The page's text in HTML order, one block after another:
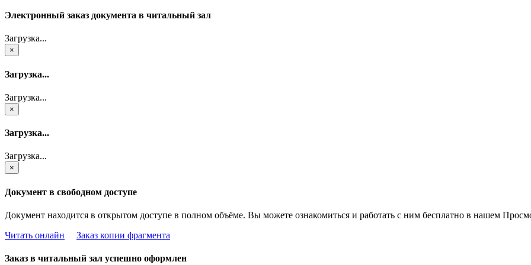
Электронный заказ документа в читальный зал
Загрузка...
×
Загрузка...
Загрузка...
×
Загрузка...
Загрузка...
×
Документ в свободном доступе
Документ находится в открытом доступе в полном объёме. Вы можете ознакомиться и работать с ним бесплатно в нашем
Читать онлайн
Заказ копии фрагмента
Заказ в читальный зал успешно оформлен